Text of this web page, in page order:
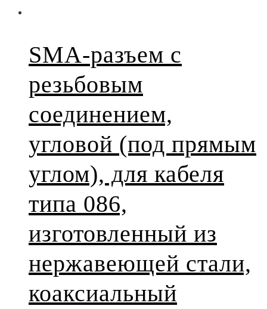
SMA-разъем с
резьбовым
соединением,
угловой (под прямым
углом), для кабеля
типа 086,
изготовленный из
нержавеющей стали,
коаксиальный